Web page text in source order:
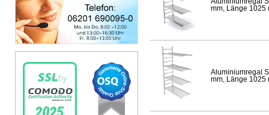
mm, Länge 1025
Aluminiumregal
mm, Länge 1025